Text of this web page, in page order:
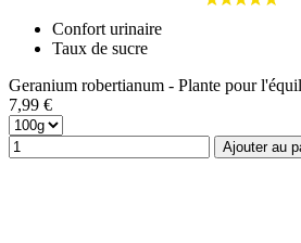
Confort urinaire
Taux de sucre
Geranium robertianum - Plante pour
7,99 €
Ajouter au